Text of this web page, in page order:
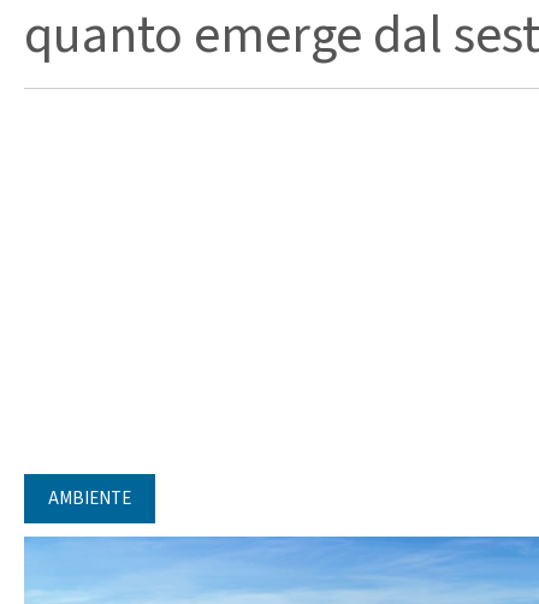
quanto emerge dal
AMBIENTE